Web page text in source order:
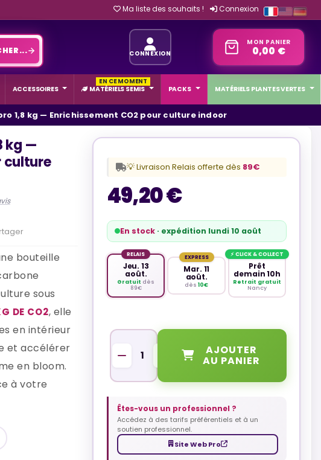
Connexion
Ma liste des souhaits !
MON PANIER
0,00 €
CONNEXION
ACCESSOIRES MATÉRIELS SEMIS
EN CE MOMENT
PACKS
MATÉRIELS PLANTES VERTES
1,8 kg — Enrichissement CO2 pour culture indoor
kg —
culture
bouteille
sous
DE CO2, elle
en intérieur
et accélérer
en bloom.
à votre
49,20 €
En stock· expédition lundi 10 août
RELAIS
Jeu. 13
août.
Gratuit dès
89€
EXPRESS
Mar. 11
août.
dès10€
⚡ CLICK & COLLECT
Prêt
demain 10h
Retrait gratuit
Nancy
💡 Livraison Relais offerte dès 89€
AJOUTER
AU PANIER
Êtes-vous un professionnel ?
Accédez à des tarifs préférentiels et à un
soutien professionnel.
Site Web Pro